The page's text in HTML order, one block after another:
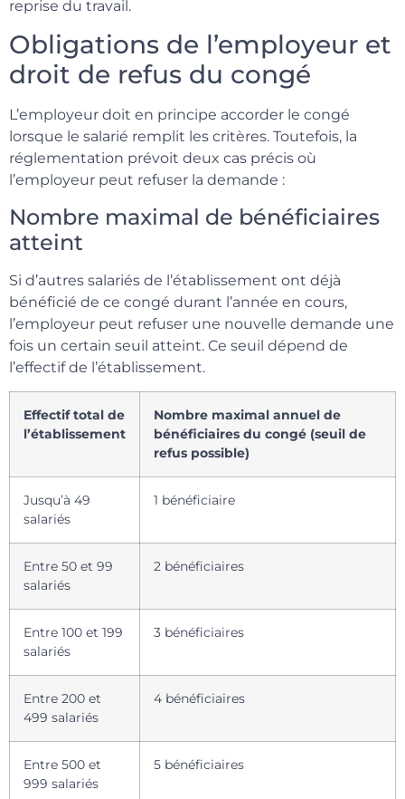
reprise du travail.
Obligations de l’employeur et
droit de refus du congé
L’employeur doit en principe accorder le congé
lorsque le salarié remplit les critères. Toutefois, la
réglementation prévoit deux cas précis où
l’employeur peut refuser la demande :
Nombre maximal de bénéficiaires
atteint
Si d’autres salariés de l’établissement ont déjà
bénéficié de ce congé durant l’année en cours,
l’employeur peut refuser une nouvelle demande une
fois un certain seuil atteint. Ce seuil dépend de
l’effectif de l’établissement.
Effectif total de
l’établissement
Nombre maximal annuel de
bénéficiaires du congé (seuil de
refus possible)
Jusqu’à 49
salariés
1 bénéficiaire
Entre 50 et 99
salariés
2 bénéficiaires
Entre 100 et 199
salariés
3 bénéficiaires
Entre 200 et
499 salariés
4 bénéficiaires
Entre 500 et
999 salariés
5 bénéficiaires